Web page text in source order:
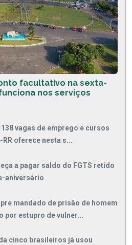
facultativo na sexta-
nos serviços
vagas de emprego e cursos
RR oferece nesta s...
a pagar saldo do FGTS retido
aniversário
mandado de prisão de homem
por estupro de vulner...
cinco brasileiros já usou